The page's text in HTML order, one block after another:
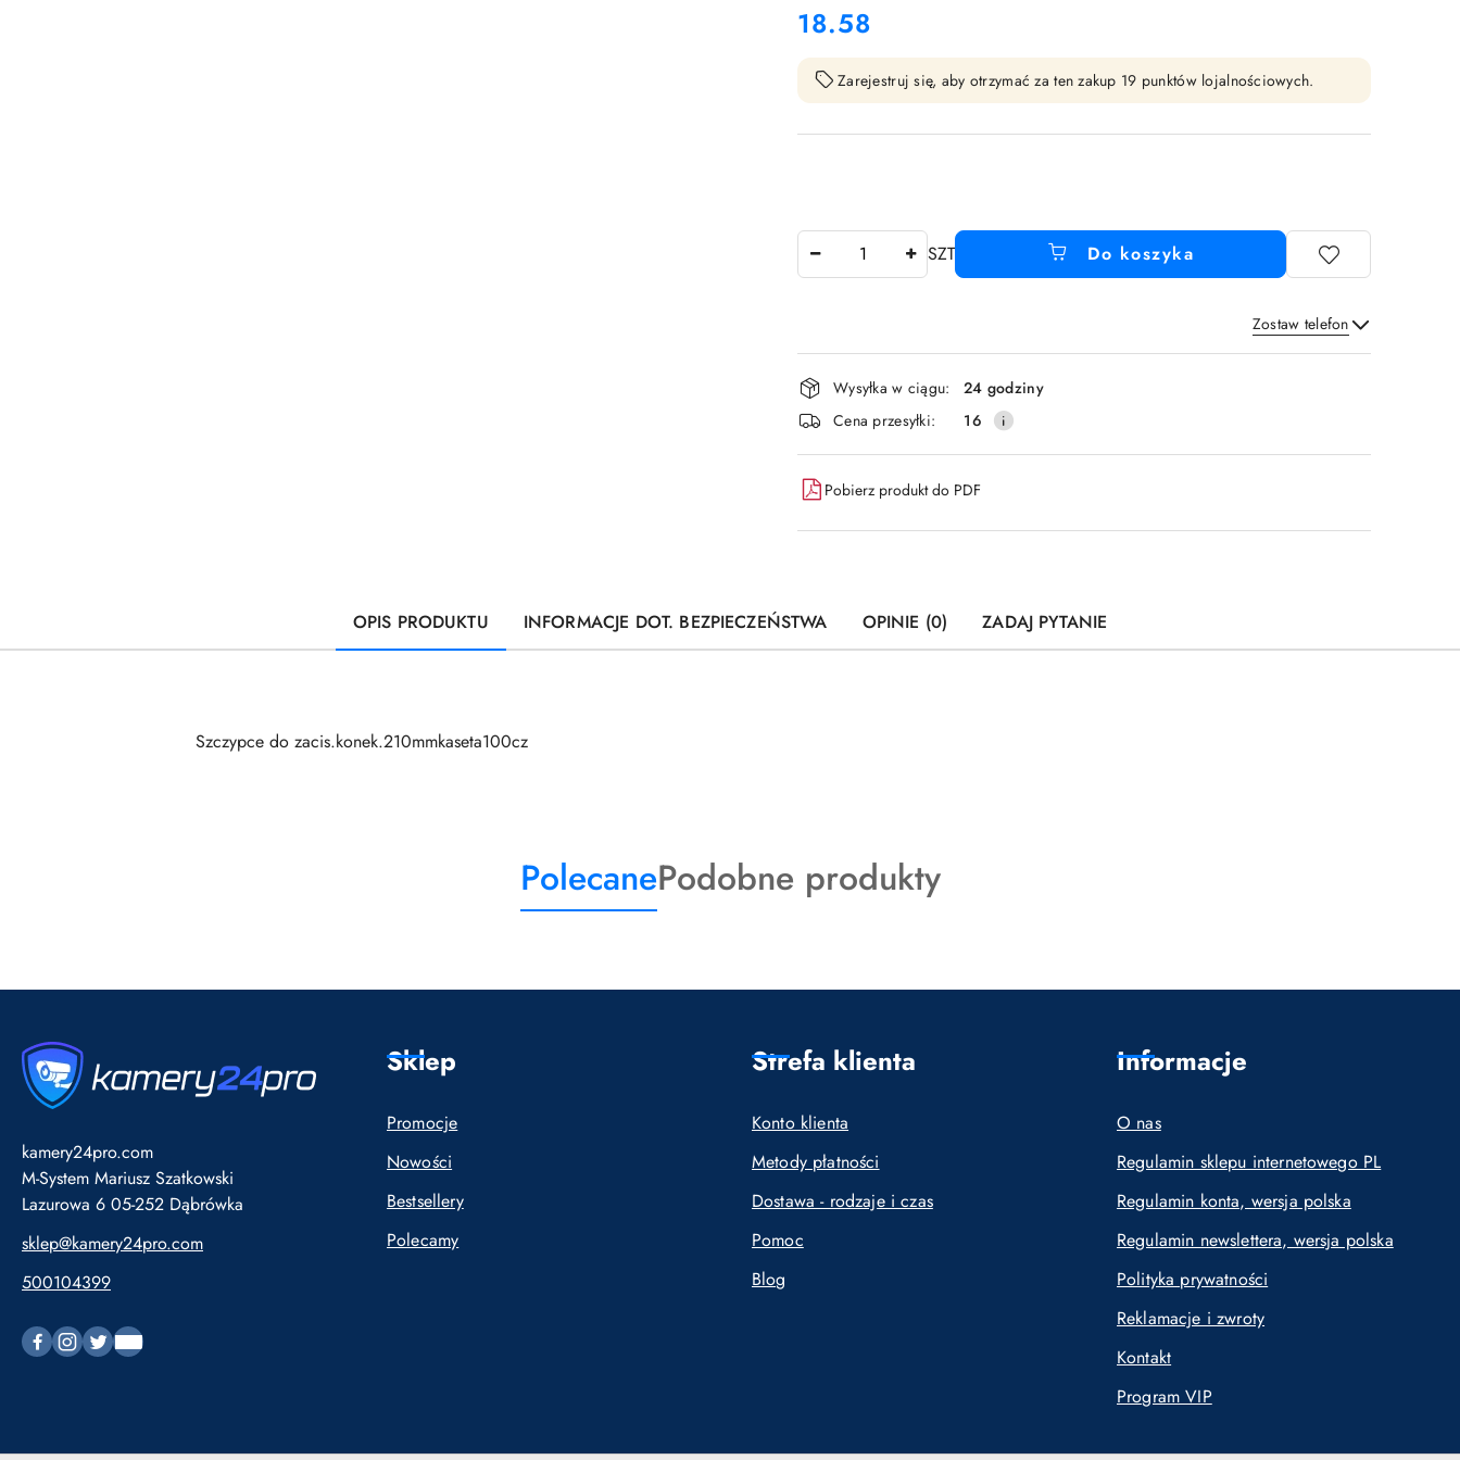
Cena:
18.58
Zarejestruj się, aby otrzymać za ten zakup 19 punktów lojalnościowych.
SZT Do koszyka
Zostaw telefon
Wyślij
Dostępność
i
dostawa
Wysyłka w ciągu:
24 godziny
Cena przesyłki:
16
Pobierz produkt do PDF
OPIS PRODUKTU INFORMACJE DOT. BEZPIECZEŃSTWA OPINIE (0) ZADAJ PYTANIE
Szczypce do zacis.konek.210mmkaseta100cz
Produkty
o
PolecaneProdukty
o
Podobne produkty
kamery24pro.com
M-System Mariusz Szatkowski
Lazurowa 6 05-252 Dąbrówka
sklep@kamery24pro.com
500104399
Sklep
Promocje
Nowości
Bestsellery
Polecamy
Strefa klienta
Konto klienta
Metody płatności
Dostawa - rodzaje i czas
Pomoc
Blog
Informacje
O nas
Regulamin sklepu internetowego PL
Regulamin konta, wersja polska
Regulamin newslettera, wersja polska
Polityka prywatności
Reklamacje i zwroty
Kontakt
Program VIP